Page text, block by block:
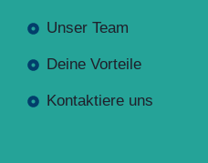
Unser Team
Deine Vorteile
Kontaktiere uns